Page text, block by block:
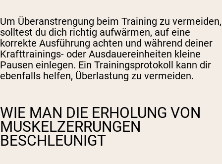
Um Überanstrengung beim Training zu vermeiden,
solltest du dich richtig aufwärmen, auf eine
korrekte Ausführung achten und während deiner
Krafttrainings- oder Ausdauereinheiten kleine
Pausen einlegen. Ein Trainingsprotokoll kann dir
ebenfalls helfen, Überlastung zu vermeiden.
WIE MAN DIE ERHOLUNG VON
MUSKELZERRUNGEN
BESCHLEUNIGT